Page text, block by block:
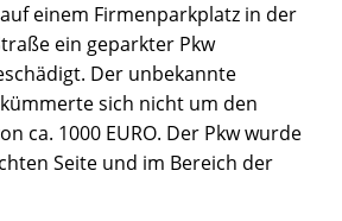
einem Firmenparkplatz in der
ein geparkter Pkw
Der unbekannte
sich nicht um den
ca. 1000 EURO. Der Pkw wurde
Seite und im Bereich der